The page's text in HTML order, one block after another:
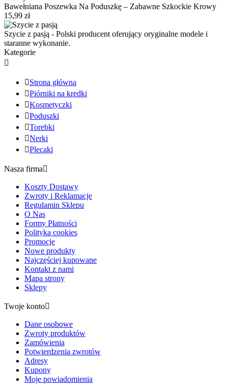
Bawełniana Poszewka Na Poduszkę – Zabawne Szkockie Krowy
15,99 zł
Szycie z pasją - Polski producent oferujący oryginalne modele i
staranne wykonanie.
Kategorie

Strona główna
Piórniki na kredki
Kosmetyczki
Poduszki
Torebki
Nerki
Plecaki
Nasza firma
Koszty Dostawy
Zwroty i Reklamacje
Regulamin Sklepu
O Nas
Formy Płatności
Polityka cookies
Promocje
Nowe produkty
Najczęściej kupowane
Kontakt z nami
Mapa strony
Sklepy
Twoje konto
Dane osobowe
Zwroty produktów
Zamówienia
Potwierdzenia zwrotów
Adresy
Kupony
Moje powiadomienia